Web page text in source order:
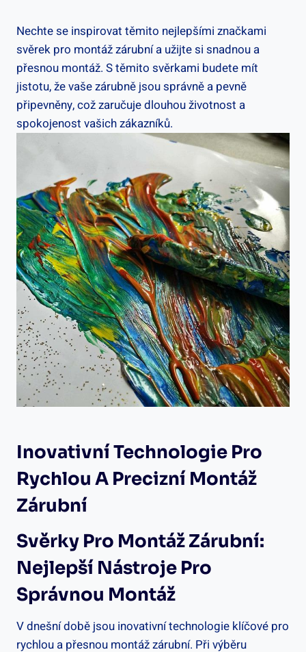
Nechte se inspirovat těmito nejlepšími značkami
svěrek pro montáž zárubní a užijte si snadnou a
přesnou montáž. S těmito svěrkami budete mít
jistotu, že vaše zárubně jsou správně a pevně
připevněny, což zaručuje dlouhou životnost a
spokojenost vašich zákazníků.
Inovativní Technologie Pro
Rychlou A Precizní Montáž
Zárubní
Svěrky Pro Montáž Zárubní:
Nejlepší Nástroje Pro
Správnou Montáž
V dnešní době jsou inovativní technologie klíčové pro
rychlou a přesnou montáž zárubní. Při výběru